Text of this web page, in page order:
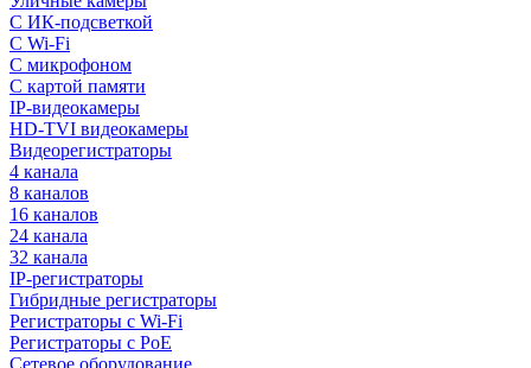
С ИК-подсветкой
С Wi-Fi
С микрофоном
С картой памяти
IP-видеокамеры
HD-TVI видеокамеры
Видеорегистраторы
4 канала
8 каналов
16 каналов
24 канала
32 канала
IP-регистраторы
Гибридные регистраторы
Регистраторы с Wi-Fi
Регистраторы с PoE
Сетевое оборудование